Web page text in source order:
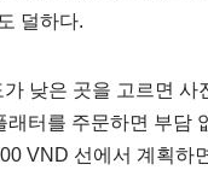
덜하다.
낮은 곳을 고르면
터를 주문하면 부담
VND 선에서 계획하